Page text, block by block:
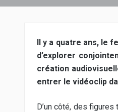
Il y a quatre ans, le
d’explorer
création
entrer le vidéoclip
D’un côté, des